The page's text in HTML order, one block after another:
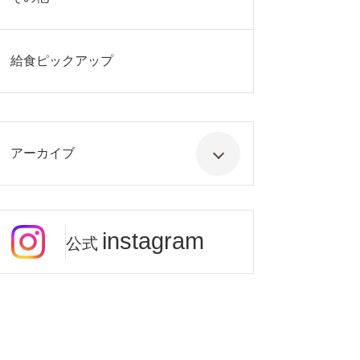
給食ピックアップ
アーカイブ
公式 instagram